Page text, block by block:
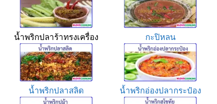
น้ำพริกปลาร้าทรงเครื่อง กะปิหลน
น้ำพริกปลาสลิด น้ำพริกอ่องปลากระป๋อง